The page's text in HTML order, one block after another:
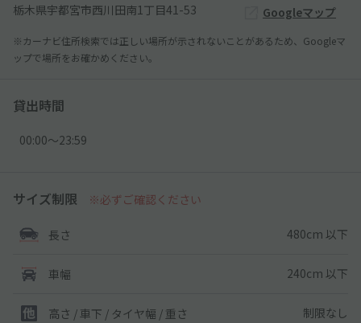
栃木県宇都宮市西川田南1丁目41-53 Googleマップ
※カーナビ住所検索では正しい場所が示されないことがあるため、Googleマ
ップで場所をお確かめください。
貸出時間
00:00〜23:59
サイズ制限 ※必ずご確認ください
長さ 480cm 以下
車幅 240cm 以下
高さ / 車下 / タイヤ幅 / 重さ 制限なし